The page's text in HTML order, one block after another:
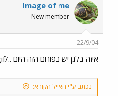
Image of me
New member
22/9/04
איזה בלגן יש בפורום הזה היום ../images/Emo5.gif
נכתב ע"י האייל הקורא: